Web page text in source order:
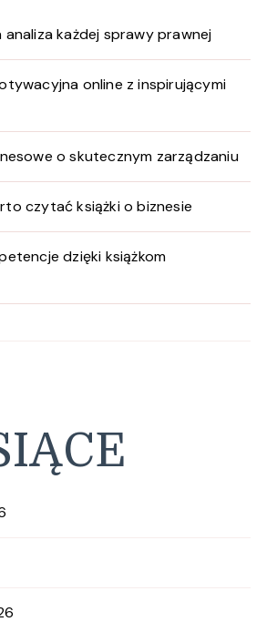
analiza każdej sprawy prawnej
online z inspirującymi
o skutecznym zarządzaniu
czytać książki o biznesie
dzięki książkom